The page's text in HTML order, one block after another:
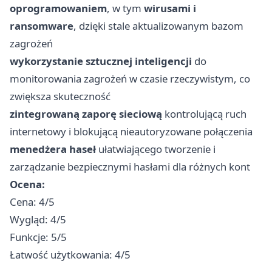
oprogramowaniem, w tym wirusami i
ransomware, dzięki stale aktualizowanym bazom
zagrożeń
wykorzystanie sztucznej inteligencji do
monitorowania zagrożeń w czasie rzeczywistym, co
zwiększa skuteczność
zintegrowaną zaporę sieciową kontrolującą ruch
internetowy i blokującą nieautoryzowane połączenia
menedżera haseł ułatwiającego tworzenie i
zarządzanie bezpiecznymi hasłami dla różnych kont
Ocena:
Cena: 4/5
Wygląd: 4/5
Funkcje: 5/5
Łatwość użytkowania: 4/5